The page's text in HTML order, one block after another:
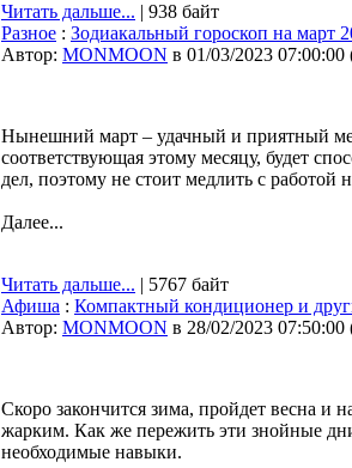
Читать дальше... | 938 байт
Разное : Зодиакальный гороскоп на март
Автор: MONMOON в 01/03/2023 07:00:00
Нынешний март – удачный и приятный
соответствующая этому месяцу, будет
дел, поэтому не стоит медлить с работой
Далее...
Читать дальше... | 5767 байт
Афиша : Компактный кондиционер и
Автор: MONMOON в 28/02/2023 07:50:00
Скоро закончится зима, пройдет весна и
жарким. Как же пережить эти знойные
необходимые навыки.